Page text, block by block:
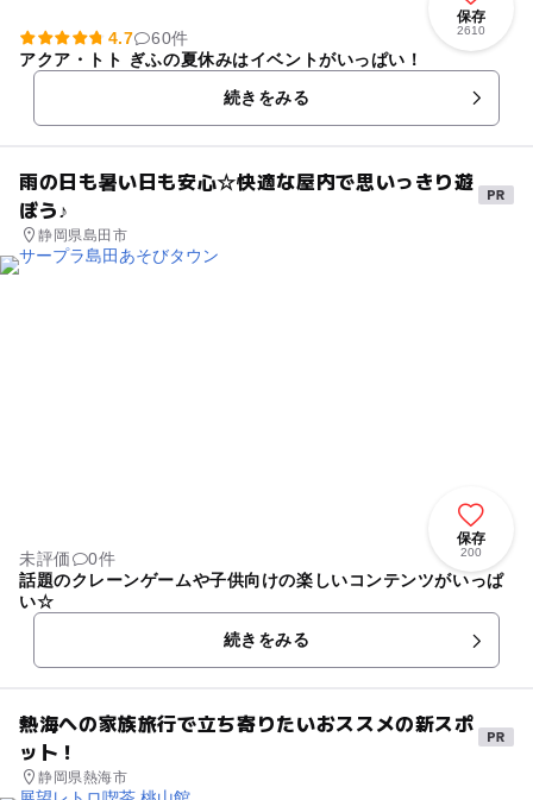
保存
2610
4.7
60件
アクア・トト ぎふの夏休みはイベントがいっぱい！
続きをみる
雨の日も暑い日も安心☆快適な屋内で思いっきり遊
ぼう♪
静岡県島田市
保存
200
未評価
0件
話題のクレーンゲームや子供向けの楽しいコンテンツがいっぱ
い☆
続きをみる
熱海への家族旅行で立ち寄りたいおススメの新スポ
ット！
静岡県熱海市